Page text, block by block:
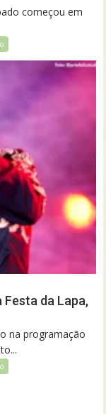
começou em
da Lapa,
na programação